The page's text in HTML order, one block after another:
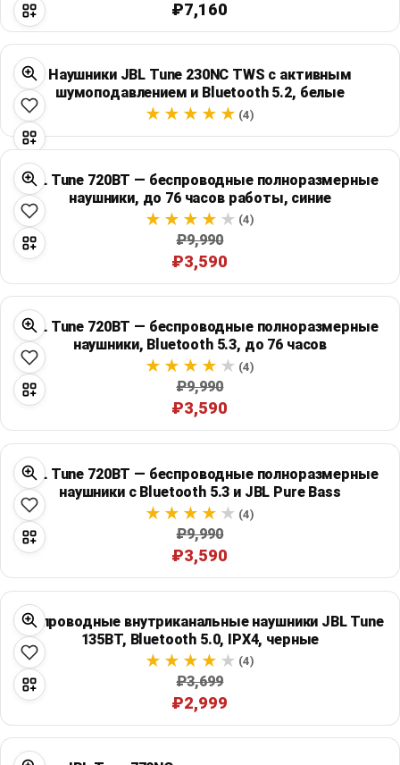
₽7,160
Наушники JBL Tune 230NC TWS с активным
шумоподавлением и Bluetooth 5.2, белые
(4)
JBL Tune 720BT — беспроводные полноразмерные
наушники, до 76 часов работы, синие
(4)
₽9,990
₽3,590
JBL Tune 720BT — беспроводные полноразмерные
наушники, Bluetooth 5.3, до 76 часов
(4)
₽9,990
₽3,590
JBL Tune 720BT — беспроводные полноразмерные
наушники с Bluetooth 5.3 и JBL Pure Bass
(4)
₽9,990
₽3,590
Беспроводные внутриканальные наушники JBL Tune
135BT, Bluetooth 5.0, IPX4, черные
(4)
₽3,699
₽2,999